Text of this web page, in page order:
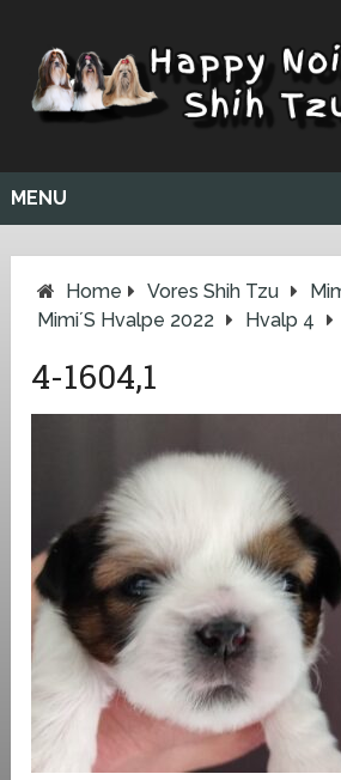
MENU
Home Vores Shih Tzu
Mimi´s Hvalpe 2022
Hvalp 4
4-1604,1